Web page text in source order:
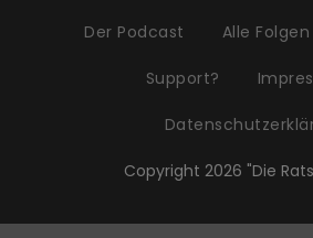
Der Podcast Alle Folgen
Support?
Copyright 2026 "Die